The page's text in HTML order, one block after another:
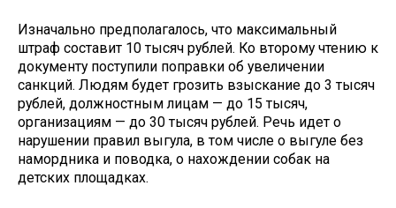
Изначально предполагалось, что максимальный
штраф составит 10 тысяч рублей. Ко второму чтению к
документу поступили поправки об увеличении
санкций. Людям будет грозить взыскание до 3 тысяч
рублей, должностным лицам — до 15 тысяч,
организациям — до 30 тысяч рублей. Речь идет о
нарушении правил выгула, в том числе о выгуле без
намордника и поводка, о нахождении собак на
детских площадках.